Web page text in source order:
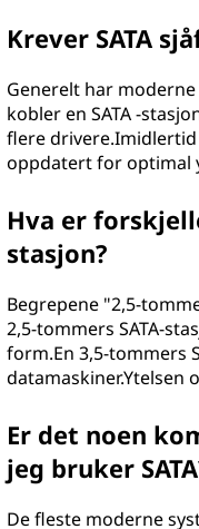
Krever SATA
Generelt har
kobler en SATA -
flere
oppdatert for optimal
Hva er
stasjon?
Begrepene "2,5-
2,5-tommers SATA-
form.En 3,5-tommers
datamaskiner.Ytelsen
Er det noen
jeg bruker
De fleste moderne